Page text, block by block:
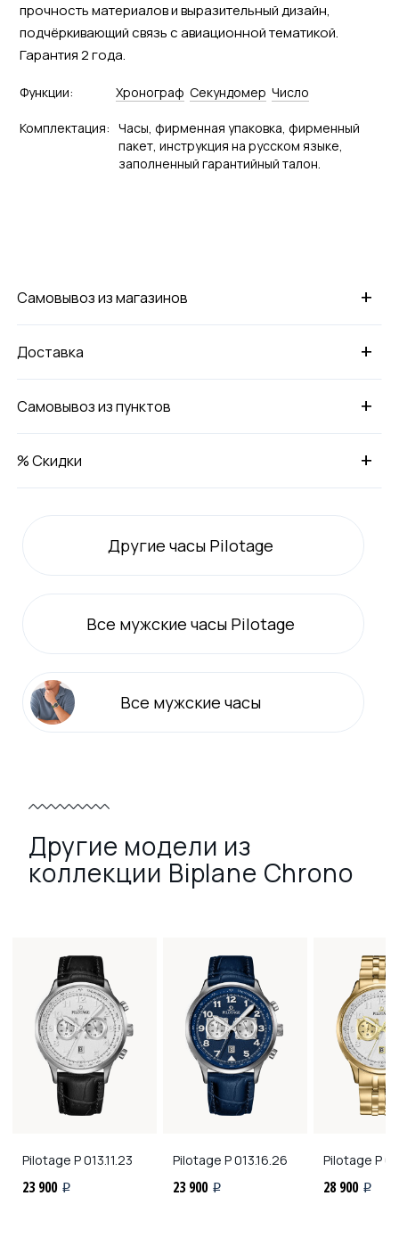
прочность материалов и выразительный дизайн,
подчёркивающий связь с авиационной тематикой.
Гарантия 2 года.
Функции: Хронограф Секундомер Число
Комплектация: Часы, фирменная упаковка, фирменный
пакет, инструкция на русском языке,
заполненный гарантийный талон.
+
Самовывоз из магазинов
+
Доставка
+
Самовывоз из пунктов
+
% Скидки
Другие часы Pilotage
Все мужские часы Pilotage
Все мужские часы
Другие модели из
коллекции Biplane Chrono
Pilotage P 013.11.23
23 900 i
Pilotage P 013.16.26
23 900 i
Pilotage P
28 900 i